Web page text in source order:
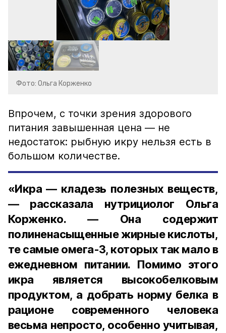
Фото: Ольга Корженко
Впрочем, с точки зрения здорового
питания завышенная цена — не
недостаток: рыбную икру нельзя есть в
большом количестве.
«Икра — кладезь полезных веществ,
— рассказала нутрициолог Ольга
Корженко. — Она содержит
полиненасыщенные жирные кислоты,
те самые омега-3, которых так мало в
ежедневном питании. Помимо этого
икра является высокобелковым
продуктом, а добрать норму белка в
рационе современного человека
весьма непросто, особенно учитывая,